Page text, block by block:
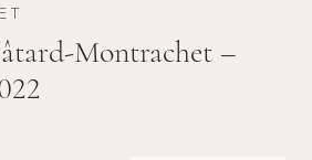
Montrachet –